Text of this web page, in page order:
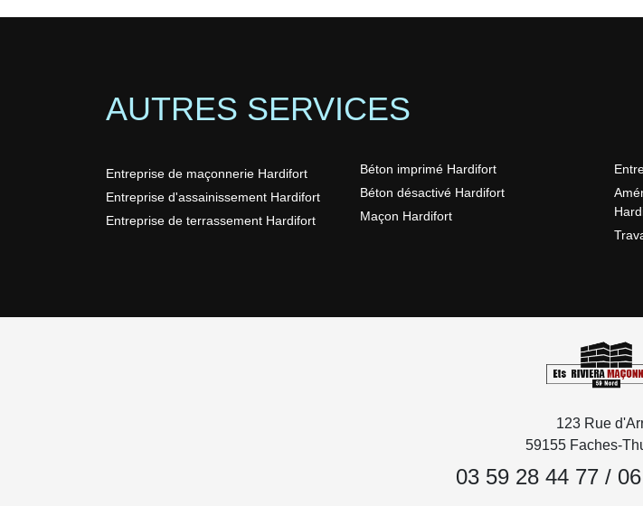
AUTRES SERVICES
Entreprise de maçonnerie Hardifort
Entreprise d'assainissement Hardifort
Entreprise de terrassement Hardifort
Béton imprimé Hardifort
Béton désactivé Hardifort
Maçon Hardifort
123 Rue
59155 Faches-
03 59 28 44 77/